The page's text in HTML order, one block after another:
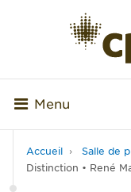
Menu
Accueil Salle de
Distinction • René